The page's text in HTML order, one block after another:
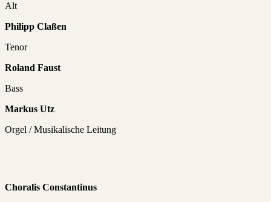
Alt
Philipp Claßen
Tenor
Roland Faust
Bass
Markus Utz
Orgel / Musikalische Leitung
Choralis Constantinus